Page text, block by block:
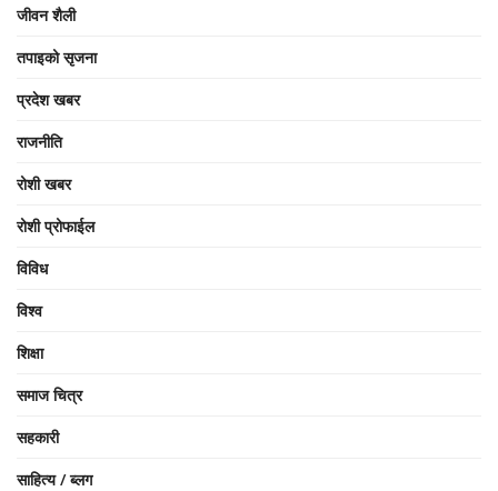
जीवन शैली
तपाइको सृजना
प्रदेश खबर
राजनीति
रोशी खबर
रोशी प्रोफाईल
विविध
विश्व
शिक्षा
समाज चित्र
सहकारी
साहित्य / ब्लग